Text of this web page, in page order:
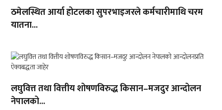
ठमेलस्थित आर्या होटलका सुपरभाइजरले कर्मचारीमाथि चरम
यातना...
लघुवित्त तथा वित्तीय शोषणविरुद्ध किसान–मजदुर आन्दोलन
नेपालको...